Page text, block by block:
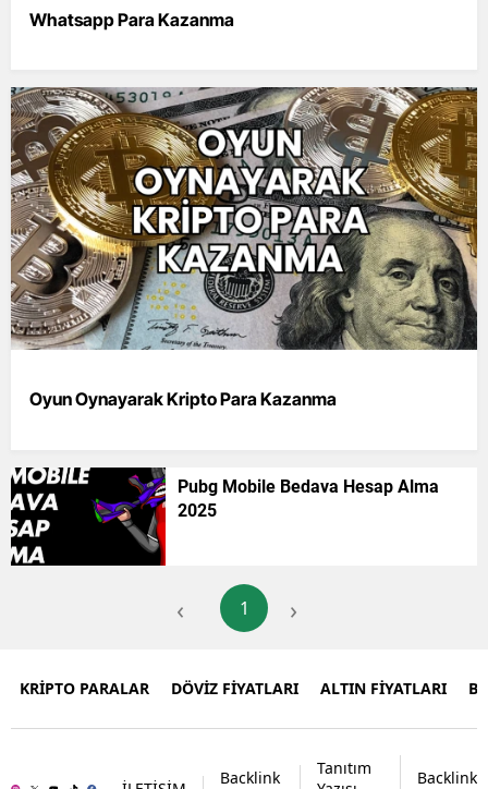
Whatsapp Para Kazanma
Oyun Oynayarak Kripto Para Kazanma
Pubg Mobile Bedava Hesap Alma
2025
‹ 1 ›
KRİPTO PARALAR DÖVİZ FİYATLARI ALTIN FİYATLARI
Backlink
Tanıtım
Backlink